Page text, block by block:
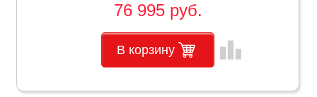
76 995 руб.
В корзину leaderboard